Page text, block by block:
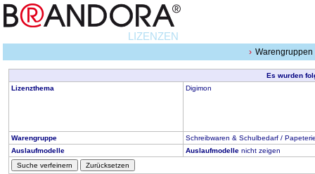
LIZENZEN
Warengruppen
Es wurden
Lizenzthema
Digimon
Warengruppe
Schreibwaren & Schulbedarf /
Auslaufmodelle
Auslaufmodelle nicht zeigen
Suche verfeinern
Zurücksetzen